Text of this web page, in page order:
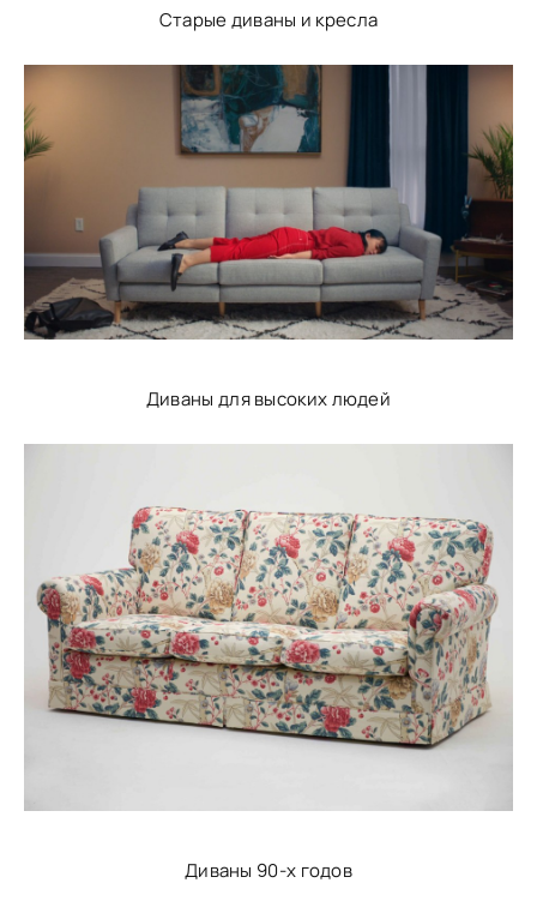
Старые диваны и кресла
Диваны для высоких людей
Диваны 90-х годов